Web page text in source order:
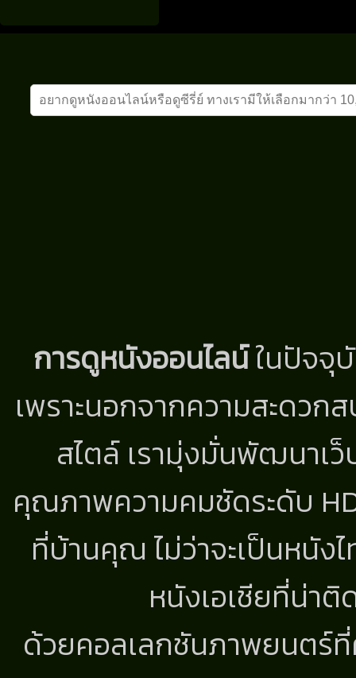
การดูหนังออนไลน์ในปัจจุ
เพราะนอกจากความสะดว
สไตล์ เรามุ่งมั่นพัฒนาเ
คุณภาพความคมชัดระดับ
ที่บ้านคุณ ไม่ว่าจะเป็นหนั
หนังเอเชียที่น่า
ด้วยคอลเลกชันภาพยนตร์